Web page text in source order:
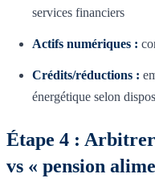
services financiers
Actifs numériques :
Crédits/réductions :
énergétique selon
Étape 4 :
vs « pension